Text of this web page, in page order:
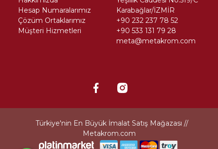
Hesap Numaralarımız
Çözüm Ortaklarımız
Müşteri Hizmetleri
Karabağlar/İZMİR
+90 232 237 78 52
+90 533 131 79 28
meta@metakrom.com
Türkiye'nin En Büyük İmalat Satış Mağazası //
Metakrom.com